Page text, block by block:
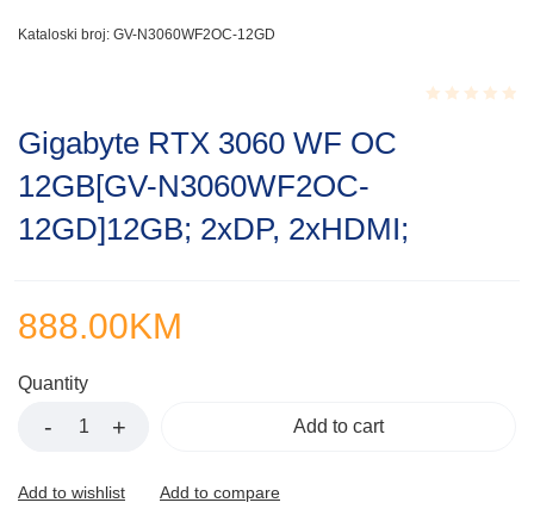
Kataloski broj: GV-N3060WF2OC-12GD
Gigabyte RTX 3060 WF OC
12GB[GV-N3060WF2OC-
12GD]12GB; 2xDP, 2xHDMI;
888.00KM
Quantity
Add to cart